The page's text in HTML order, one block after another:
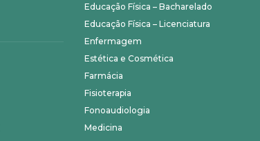
Educação Física – Bacharelado
Educação Física – Licenciatura
Enfermagem
Estética e Cosmética
Farmácia
Fisioterapia
Fonoaudiologia
Medicina